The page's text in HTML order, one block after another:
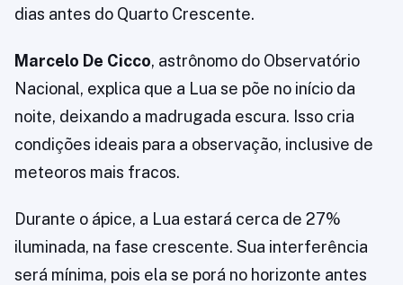
dias antes do Quarto Crescente.
Marcelo De Cicco, astrônomo do Observatório
Nacional, explica que a Lua se põe no início da
noite, deixando a madrugada escura. Isso cria
condições ideais para a observação, inclusive de
meteoros mais fracos.
Durante o ápice, a Lua estará cerca de 27%
iluminada, na fase crescente. Sua interferência
será mínima, pois ela se porá no horizonte antes